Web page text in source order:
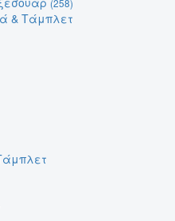
& Τάμπλετ